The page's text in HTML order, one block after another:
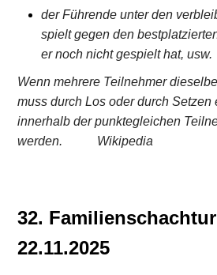
der Führende unter den
spielt gegen den
er noch nicht gespielt hat, usw.
Wenn mehrere Teilnehmer
muss durch Los oder durch Setzen
innerhalb der punktegleichen
werden. Wikipedia
32.
22.11.2025